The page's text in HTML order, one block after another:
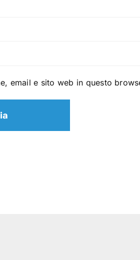
email e sito web in questo